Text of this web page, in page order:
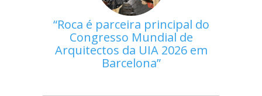
Roca é parceira principal do
Congresso Mundial de
Arquitectos da UIA 2026 em
Barcelona